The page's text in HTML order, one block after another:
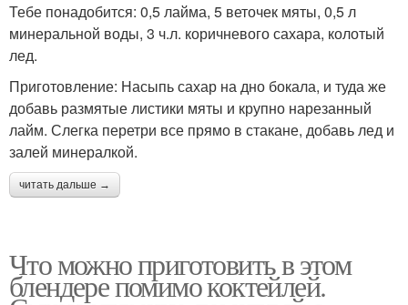
Тебе понадобится: 0,5 лайма, 5 веточек мяты, 0,5 л
минеральной воды, 3 ч.л. коричневого сахара, колотый
лед.
Приготовление: Насыпь сахар на дно бокала, и туда же
добавь размятые листики мяты и крупно нарезанный
лайм. Слегка перетри все прямо в стакане, добавь лед и
залей минералкой.
читать дальше →
Что можно приготовить в этом
блендере помимо коктейлей.